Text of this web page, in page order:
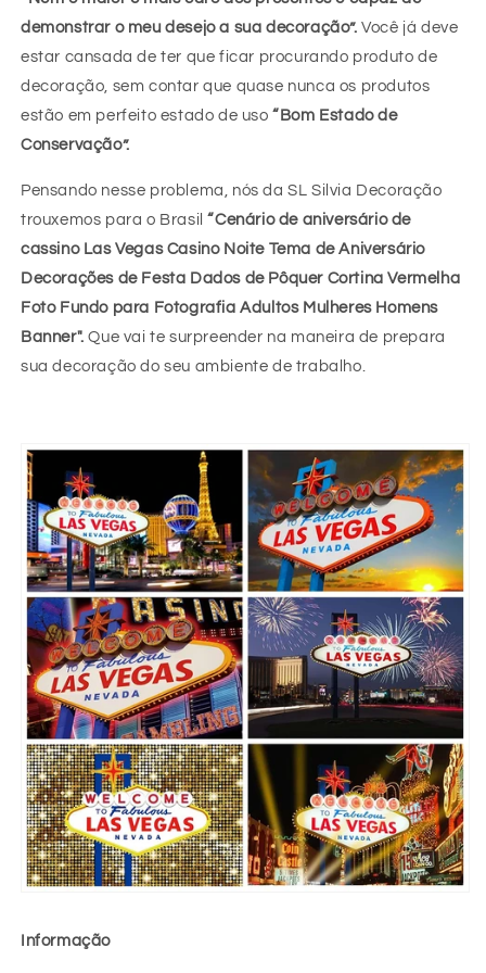
demonstrar o meu desejo a sua decoração”. Você já deve
estar cansada de ter que ficar procurando produto de
decoração, sem contar que quase nunca os produtos
estão em perfeito estado de uso “Bom Estado de
Conservação”.
Pensando nesse problema, nós da SL Silvia Decoração
trouxemos para o Brasil “Cenário de aniversário de
cassino Las Vegas Casino Noite Tema de Aniversário
Decorações de Festa Dados de Pôquer Cortina Vermelha
Foto Fundo para Fotografia Adultos Mulheres Homens
Banner". Que vai te surpreender na maneira de prepara
sua decoração do seu ambiente de trabalho.
Informação